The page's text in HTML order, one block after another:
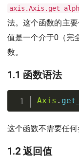
法。这个函数的主
值是一个介于0（完
数。
1.1 函数语法
Axis .
这个函数不需要任何
1.2 返回值